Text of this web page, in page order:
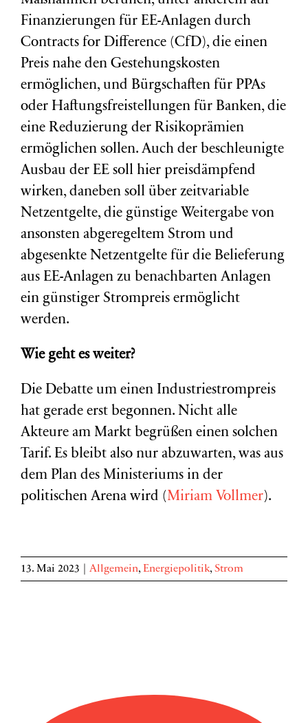
Finanzierungen für EE-Anlagen durch
Contracts for Difference (CfD), die einen
Preis nahe den Gestehungskosten
ermöglichen, und Bürgschaften für PPAs
oder Haftungsfreistellungen für Banken, die
eine Reduzierung der Risikoprämien
ermöglichen sollen. Auch der beschleunigte
Ausbau der EE soll hier preisdämpfend
wirken, daneben soll über zeitvariable
Netzentgelte,die günstige Weitergabe von
ansonsten abgeregeltem Strom und
abgesenkte Netzentgelte für die Belieferung
aus EE-Anlagen zu benachbarten Anlagen
ein günstiger Strompreis ermöglicht
werden.
Wie geht es weiter?
Die Debatte um einen Industriestrompreis
hat gerade erst begonnen. Nicht alle
Akteure am Markt begrüßen einen solchen
Tarif. Es bleibt also nur abzuwarten, was aus
dem Plan des Ministeriums in der
politischen Arena wird (Miriam Vollmer).
13. Mai 2023 Allgemein, Energiepolitik, Strom